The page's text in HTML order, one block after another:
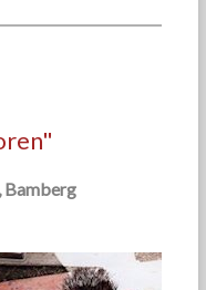
Bamberg